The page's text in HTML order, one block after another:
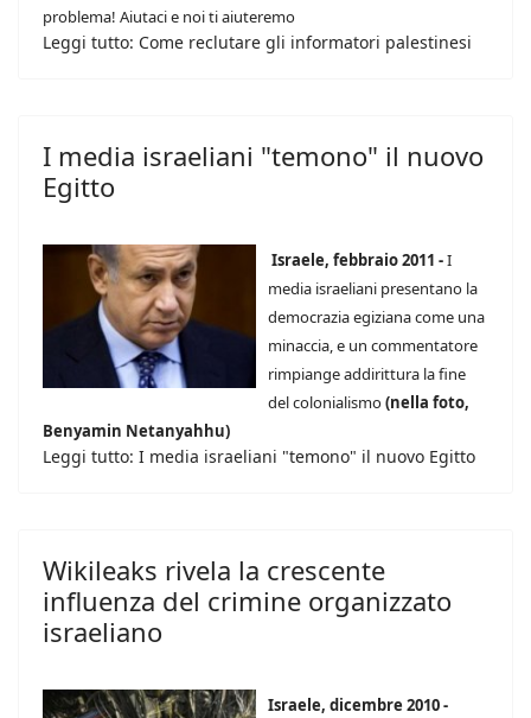
problema! Aiutaci e noi ti aiuteremo
Leggi tutto: Come reclutare gli informatori palestinesi
I media israeliani "temono" il nuovo
Egitto
Israele, febbraio 2011 -I
media israeliani presentano la
democrazia egiziana come una
minaccia, e un commentatore
rimpiange addirittura la fine
del colonialismo(nella foto,
Benyamin Netanyahhu)
Leggi tutto: I media israeliani "temono" il nuovo Egitto
Wikileaks rivela la crescente
influenza del crimine organizzato
israeliano
Israele, dicembre 2010 -